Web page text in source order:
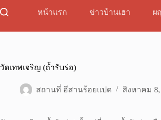
หน้าแรก ข่าวบ้านเฮา ผ
วัดเทพเจริญ (ถ้ำรับร่อ)
สถานที่ อีสานร้อยแปด สิงหาคม 8,